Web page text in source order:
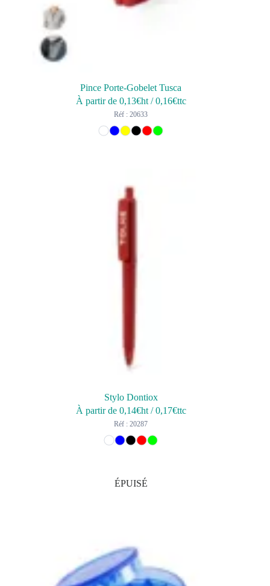
Pince Porte-Gobelet Tusca
À partir de 0,13€ht/0,16€ttc
Réf : 20633
Stylo Dontiox
À partir de 0,14€ht/0,17€ttc
Réf : 20287
ÉPUISÉ